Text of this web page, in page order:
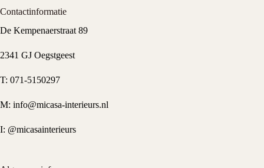
Contactinformatie
De Kempenaerstraat 89
2341 GJ Oegstgeest
T: 071-5150297
M: info@micasa-interieurs.nl
I: @micasainterieurs